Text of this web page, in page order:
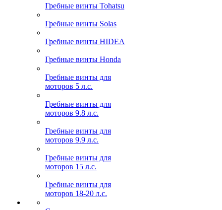
Гребные винты Tohatsu
Гребные винты Solas
Гребные винты HIDEA
Гребные винты Honda
Гребные винты для
моторов 5 л.с.
Гребные винты для
моторов 9.8 л.с.
Гребные винты для
моторов 9.9 л.с.
Гребные винты для
моторов 15 л.с.
Гребные винты для
моторов 18-20 л.с.